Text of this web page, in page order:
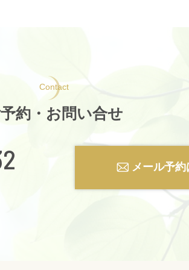
Contact
約・お問い合せ
メール予